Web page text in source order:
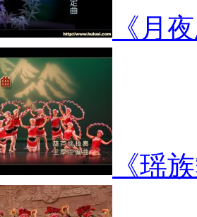
《月
《瑶